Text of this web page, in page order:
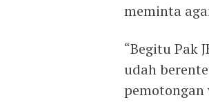
meminta
“Begitu Pak
udah
pemotongan